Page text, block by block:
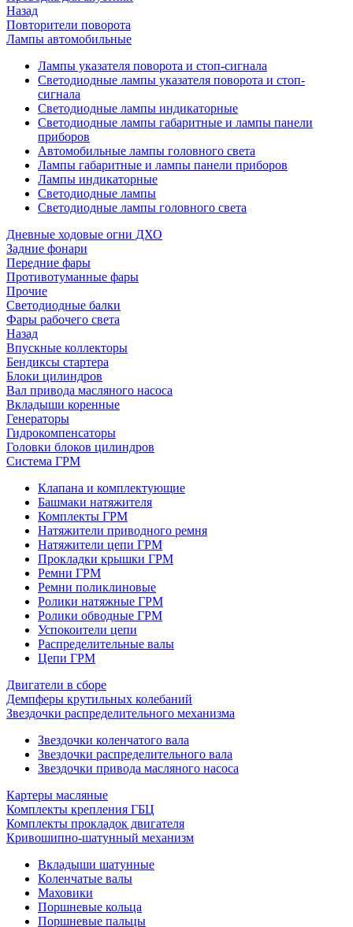
Назад
Повторители поворота
Лампы автомобильные
Лампы указателя поворота и стоп-сигнала
Светодиодные лампы указателя поворота и стоп-
сигнала
Светодиодные лампы индикаторные
Светодиодные лампы габаритные и лампы панели
приборов
Автомобильные лампы головного света
Лампы габаритные и лампы панели приборов
Лампы индикаторные
Светодиодные лампы
Светодиодные лампы головного света
Дневные ходовые огни ДХО
Задние фонари
Передние фары
Противотуманные фары
Прочие
Светодиодные балки
Фары рабочего света
Назад
Впускные коллекторы
Бендиксы стартера
Блоки цилиндров
Вал привода масляного насоса
Вкладыши коренные
Генераторы
Гидрокомпенсаторы
Головки блоков цилиндров
Система ГРМ
Клапана и комплектующие
Башмаки натяжителя
Комплекты ГРМ
Натяжители приводного ремня
Натяжители цепи ГРМ
Прокладки крышки ГРМ
Ремни ГРМ
Ремни поликлиновые
Ролики натяжные ГРМ
Ролики обводные ГРМ
Успокоители цепи
Распределительные валы
Цепи ГРМ
Двигатели в сборе
Демпферы крутильных колебаний
Звездочки распределительного механизма
Звездочки коленчатого вала
Звездочки распределительного вала
Звездочки привода масляного насоса
Картеры масляные
Комплекты крепления ГБЦ
Комплекты прокладок двигателя
Кривошипно-шатунный механизм
Вкладыши шатунные
Коленчатые валы
Маховики
Поршневые кольца
Поршневые пальцы